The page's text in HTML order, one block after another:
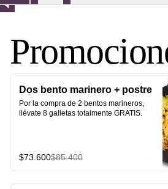
Dos bento marinero + postre
Por la compra de 2 bentos marineros,
llévate 8 galletas totalmente GRATIS.
$73.600$85.400